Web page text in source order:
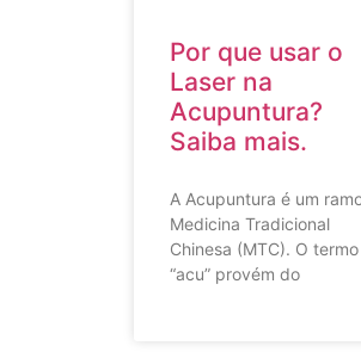
Por que usar o
Laser na
Acupuntura?
Saiba mais.
A Acupuntura é um
Medicina Tradicional
Chinesa (MTC). O termo
“acu” provém do